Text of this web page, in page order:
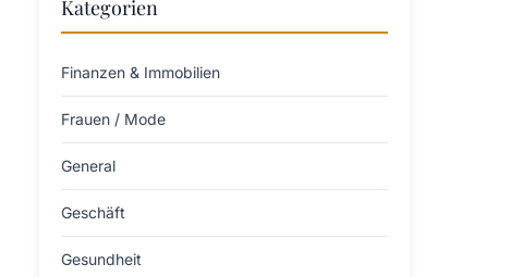
Kategorien
Finanzen & Immobilien
Frauen / Mode
General
Geschäft
Gesundheit